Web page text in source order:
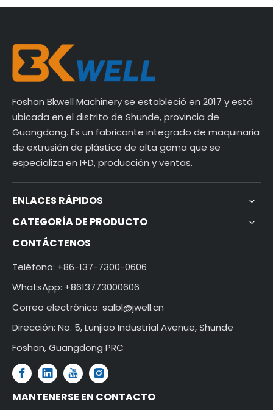
Foshan Bkwell Machinery se estableció en 2017 y está
ubicada en el distrito de Shunde, provincia de
Guangdong. Es un fabricante integrado de maquinaria
de extrusión de plástico de alta gama que se
especializa en I+D, producción y ventas.
ENLACES RÁPIDOS
CATEGORÍA DE PRODUCTO
CONTÁCTENOS
Teléfono: +86-137-7300-0606
WhatsApp: +8613773000606
Correo electrónico: salbl@jwell.cn
Dirección: No. 5, Lunjiao Industrial Avenue, Shunde
Foshan, Guangdong PRC
MANTENERSE EN CONTACTO